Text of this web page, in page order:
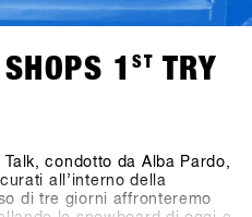
1 ST TRY
Talk, condotto da Alba Pardo,
all’interno della
di tre giorni affronteremo